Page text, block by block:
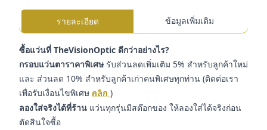
รายละเอียด ข้อมูลเพิ่มเติม
ซื้อแว่นที่ TheVisionOptic ดีกว่าอย่างไร?
กรอบแว่นตาราคาพิเศษ รับส่วนลดเพิ่มเติม 5% สำหรับลูกค้าใหม่
และ ส่วนลด 10% สำหรับลูกค้าเก่าคนพิเศษทุกท่าน (ติดต่อเรา
เพื่อรับเงื่อนไขพิเศษ คลิก )
ลองใส่จริงได้ที่ร้าน แว่นทุกรุ่นมีสต๊อกของ ให้ลองใส่ได้จริงก่อน
ตัดสินใจซื้อ